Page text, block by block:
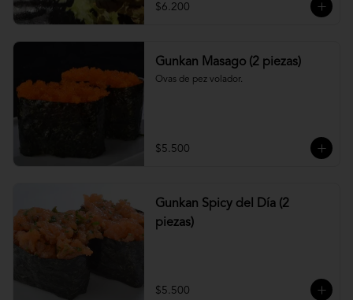
$6.200
Gunkan Masago (2 piezas)
Ovas de pez volador.
$5.500
Gunkan Spicy del Día (2
piezas)
$5.500